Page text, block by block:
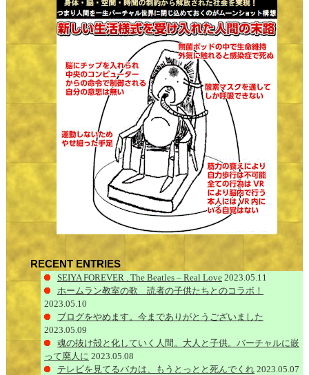
RECENT ENTRIES
SEIYA FOREVER . The Beatles – Real Love 2023.05.11
ホームラン教室の歌 読者の子供たちとのコラボ！
2023.05.10
ブログをやめます。今までありがとうございました
2023.05.09
魂の抜け殻と化していく人間。大人と子供。バーチャルに嵌
って廃人に 2023.05.08
テレビを見てるバカは、もうとっとと死んでくれ 2023.05.07